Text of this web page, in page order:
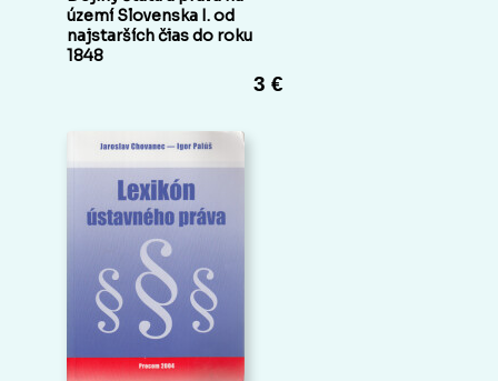
území Slovenska I. od
najstarších čias do roku
1848
3 €